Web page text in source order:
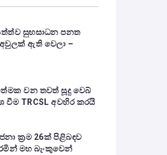
සුභසාධන පනත
ඇති වෙලා –
වන තවත් සූදු වෙබ්
වීම TRCSL අවහිර කරයි
ක්‍රම 26ක් පිළිබඳව
මහ බැංකුවෙන්